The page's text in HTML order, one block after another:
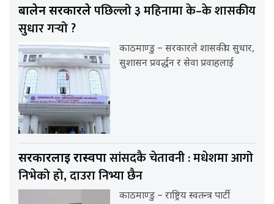
बालेन सरकारलेपछिल्लो ३ महिनामा के–के शासकीय
सुधार गर्‍यो ?
काठमाण्डु – सरकारले शासकीय सुधार,
सुशासन प्रवर्द्धन र सेवा प्रवाहलाई
सरकारलाई रास्वपासांसदकै चेतावनी : मधेशमा आगो
निभेको हो, दाउरा निभ्या छैन
काठमाण्डु – राष्ट्रिय स्वतन्त्र पार्टी